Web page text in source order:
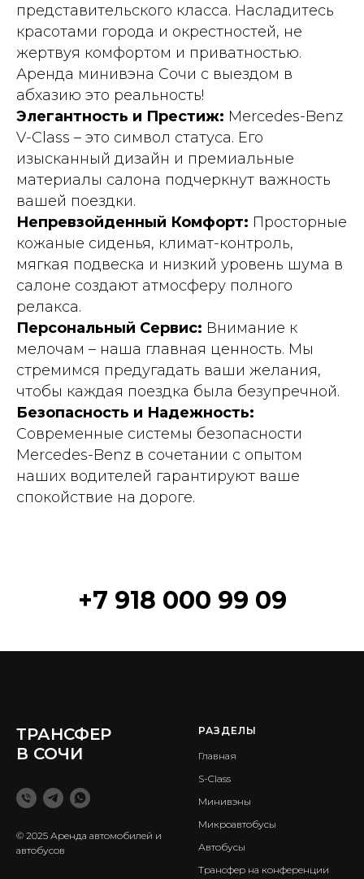
представительского класса. Насладитесь
красотами города и окрестностей, не
жертвуя комфортом и приватностью.
Аренда минивэна Сочи с выездом в
абхазию это реальность!
Элегантность и Престиж: Mercedes-Benz
V-Class – это символ статуса. Его
изысканный дизайн и премиальные
материалы салона подчеркнут важность
вашей поездки.
Непревзойденный Комфорт: Просторные
кожаные сиденья, климат-контроль,
мягкая подвеска и низкий уровень шума в
салоне создают атмосферу полного
релакса.
Персональный Сервис: Внимание к
мелочам – наша главная ценность. Мы
стремимся предугадать ваши желания,
чтобы каждая поездка была безупречной.
Безопасность и Надежность:
Современные системы безопасности
Mercedes-Benz в сочетании с опытом
наших водителей гарантируют ваше
спокойствие на дороге.
+7 918 000 99 09
ТРАНСФЕР
В СОЧИ
© 2025 Аренда автомобилей и
автобусов
РАЗДЕЛЫ
Главная
S-Class
Минивэны
Микроавтобусы
Автобусы
Трансфер на конференции